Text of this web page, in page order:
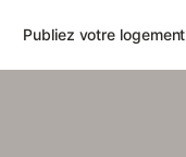
Publiez votre logement